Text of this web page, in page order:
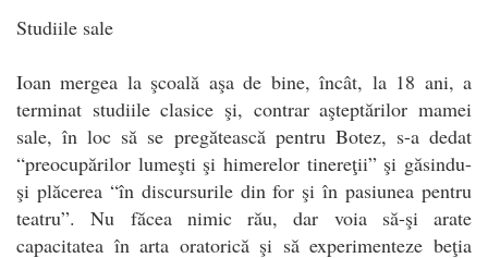
Studiile sale
Ioan mergea la şcoală aşa de bine, încât, la 18 ani, a
terminat studiile clasice şi, contrar aşteptărilor mamei
sale, în loc să se pregătească pentru Botez, s-a dedat
“preocupărilor lumeşti şi himerelor tinereţii” şi găsindu-
şi plăcerea “în discursurile din for şi în pasiunea pentru
teatru”. Nu făcea nimic rău, dar voia să-şi arate
capacitatea în arta oratorică şi să experimenteze beţia